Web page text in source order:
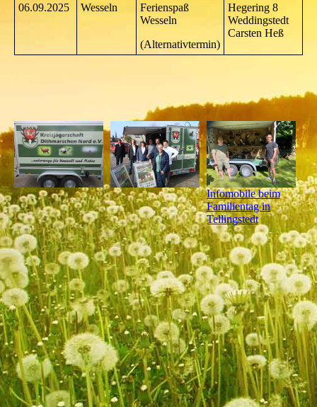
06.09.2025
Wesseln
Ferienspaß
Wesseln
(Alternativtermin)
Hegering 8
Weddingstedt
Carsten Heß
Infomobile beim
Familientag in
Tellingstedt